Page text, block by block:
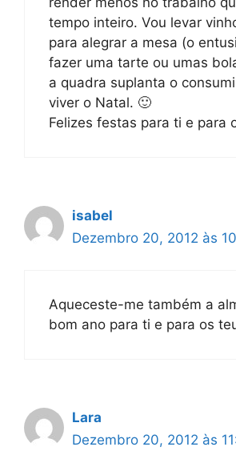
tempo inteiro. Vou levar
para alegrar a mesa (o
fazer uma tarte ou umas
a quadra suplanta o
viver o Natal. 🙂
Felizes festas para ti e para
isabel
Dezembro 20, 2012 às
Aqueceste-me também a
bom ano para ti e para os
Lara
Dezembro 20, 2012 às